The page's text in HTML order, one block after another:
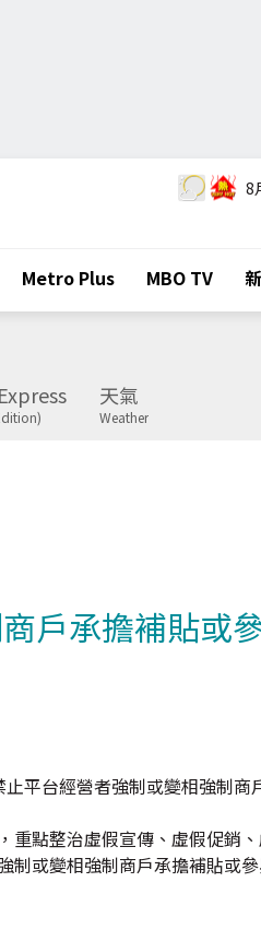
8
Metro Plus MBO TV
天氣
Weather
戶承擔補貼或
平台經營者強制或變相強制商
點整治虛假宣傳、虛假促銷
或變相強制商戶承擔補貼或